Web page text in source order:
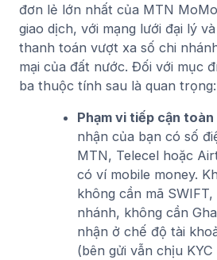
đơn lẻ lớn nhất của MTN
giao dịch, với mạng lưới đại lý
thanh toán vượt xa số chi
mại của đất nước. Đối với mục
ba thuộc tính sau là quan trọng:
Phạm vi tiếp cận toàn
nhận của bạn có số
MTN, Telecel hoặc
có ví mobile money.
không cần mã
nhánh, không cần
nhận ở chế độ tài
(bên gửi vẫn chịu